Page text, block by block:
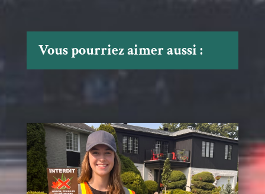
Vous pourriez aimer aussi :